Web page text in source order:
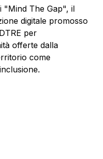
"Mind The Gap", il
digitale promosso
per
offerte dalla
come